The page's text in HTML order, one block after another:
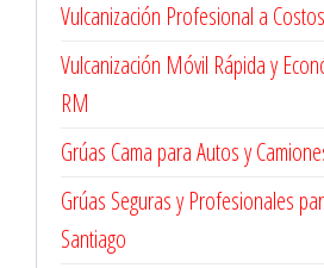
Vulcanización Profesional a
Vulcanización Móvil Rápida y
RM
Grúas Cama para Autos y
Grúas Seguras y Profesionales
Santiago